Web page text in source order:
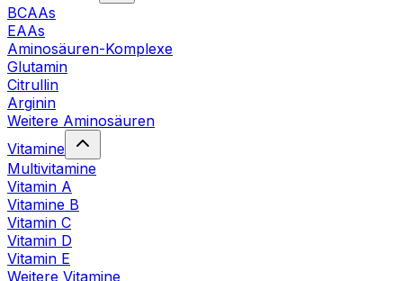
BCAAs
EAAs
Aminosäuren-Komplexe
Glutamin
Citrullin
Arginin
Weitere Aminosäuren
Vitamine
Multivitamine
Vitamin A
Vitamine B
Vitamin C
Vitamin D
Vitamin E
Weitere Vitamine